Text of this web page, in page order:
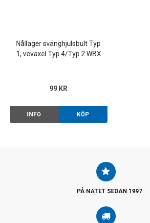
Nållager svänghjulsbult Typ
1, vevaxel Typ 4/Typ 2 WBX
99 KR
INFO KÖP
PÅ NÄTET SEDAN 1997